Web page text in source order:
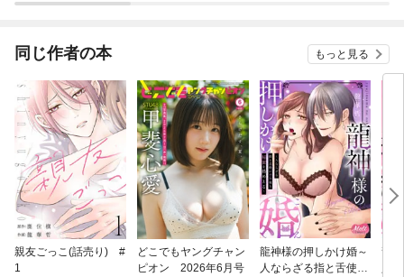
同じ作者の本 もっと見る
親友ごっこ(話売り) #
1
どこでもヤングチャン
ピオン 2026年6月号
龍神様の押しかけ婚～
人ならざる指と舌使い
龍